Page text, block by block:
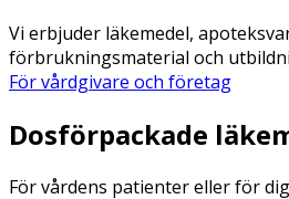
Vi erbjuder läkemedel,
förbrukningsmaterial och
För vårdgivare och företag
Dosförpackade
För vårdens patienter eller för